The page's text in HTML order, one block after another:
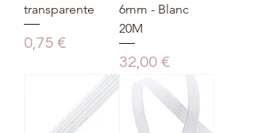
transparente
Prix
0,75 €
6mm - Blanc
20M
Prix
32,00 €